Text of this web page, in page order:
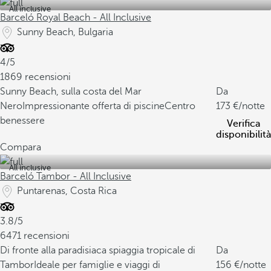
All inclusive
Barceló Royal Beach - All Inclusive
Sunny Beach, Bulgaria
4/5
1869 recensioni
Sunny Beach, sulla costa del Mar
Nero Impressionante offerta di piscineCentro
benessere
Da
173
/notte
Verifica
disponibilità
Compara
All inclusive
Barceló Tambor - All Inclusive
Puntarenas, Costa Rica
3.8/5
6471 recensioni
Di fronte alla paradisiaca spiaggia tropicale di
Tambor Ideale per famiglie e viaggi di
Da
156
/notte